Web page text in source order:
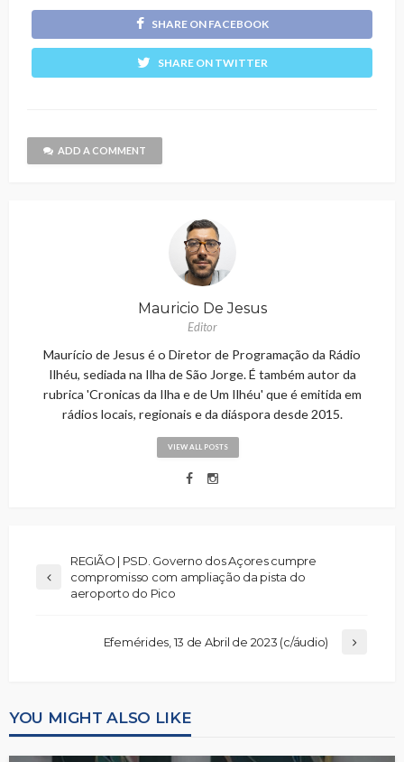
SHARE ON FACEBOOK
SHARE ON TWITTER
ADD A COMMENT
Mauricio De Jesus
Editor
Maurício de Jesus é o Diretor de Programação da Rádio
Ilhéu, sediada na Ilha de São Jorge. É também autor da
rubrica 'Cronicas da Ilha e de Um Ilhéu' que é emitida em
rádios locais, regionais e da diáspora desde 2015.
VIEW ALL POSTS
REGIÃO | PSD. Governo dos Açores cumpre
compromisso com ampliação da pista do
aeroporto do Pico
Efemérides, 13 de Abril de 2023 (c/áudio)
YOU MIGHT ALSO LIKE